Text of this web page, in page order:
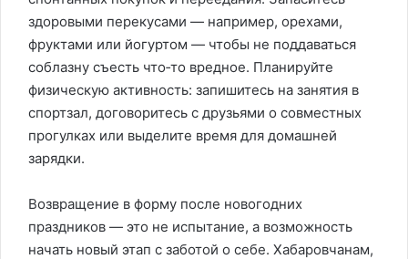
здоровыми перекусами — например, орехами,
фруктами или йогуртом — чтобы не поддаваться
соблазну съесть что‑то вредное. Планируйте
физическую активность: запишитесь на занятия в
спортзал, договоритесь с друзьями о совместных
прогулках или выделите время для домашней
зарядки.
Возвращение в форму после новогодних
праздников — это не испытание, а возможность
начать новый этап с заботой о себе. Хабаровчанам,